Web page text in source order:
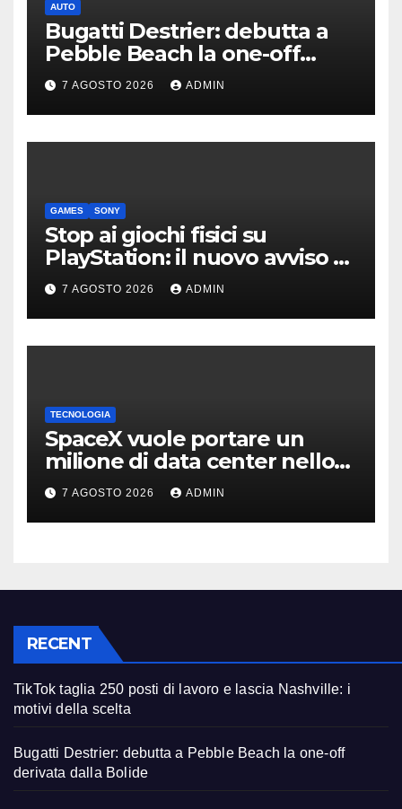
AUTO
Bugatti Destrier: debutta a
Pebble Beach la one-off
derivata dalla Bolide
7 AGOSTO 2026 ADMIN
GAMES SONY
Stop ai giochi fisici su
PlayStation: il nuovo avviso di
Sony è l’ennesima conferma
7 AGOSTO 2026 ADMIN
TECNOLOGIA
SpaceX vuole portare un
milione di data center nello
spazio: Nvidia sarà il cervello
7 AGOSTO 2026 ADMIN
RECENT
TikTok taglia 250 posti di lavoro e lascia Nashville: i
motivi della scelta
Bugatti Destrier: debutta a Pebble Beach la one-off
derivata dalla Bolide